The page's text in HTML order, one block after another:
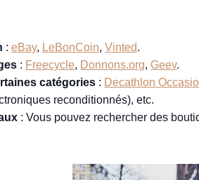
:eBay, LeBonCoin,Vinted.
: Freecycle, Donnons.org,Geev.
catégories : Decathlon
reconditionnés), etc.
: Vous pouvez rechercher des